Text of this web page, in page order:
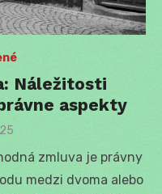
Náležitosti
aspekty
zmluva je právny
medzi dvoma alebo